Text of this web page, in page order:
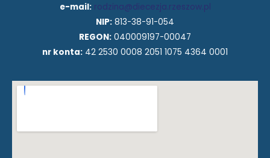
e-mail: rodzina@diecezja.rzeszow.pl
NIP: 813-38-91-054
REGON: 040009197-00047
nr konta: 42 2530 0008 2051 1075 4364 0001